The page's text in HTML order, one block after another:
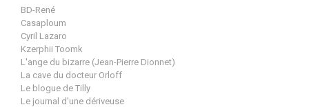
BD-René
Casaploum
Cyril Lazaro
Kzerphii Toomk
L'ange du bizarre (Jean-Pierre Dionnet)
La cave du docteur Orloff
Le blogue de Tilly
Le journal d'une dériveuse